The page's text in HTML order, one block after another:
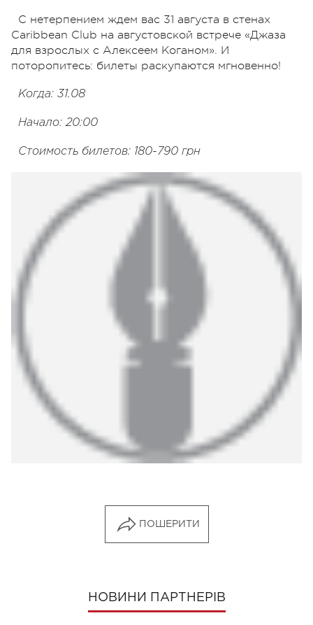
С нетерпением ждем вас 31 августа в стенах
Caribbean Club на августовской встрече «Джаза
для взрослых с Алексеем Коганом». И
поторопитесь: билеты раскупаются мгновенно!
Когда: 31.08
Начало: 20:00
Стоимость билетов: 180-790 грн
ПОШЕРИТИ
НОВИНИ ПАРТНЕРІВ